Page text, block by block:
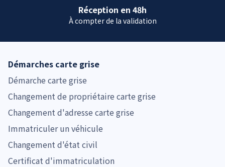
Réception en 48h
À compter de la validation
Démarches carte grise
Démarche carte grise
Changement de propriétaire carte grise
Changement d'adresse carte grise
Immatriculer un véhicule
Changement d'état civil
Certificat d'immatriculation